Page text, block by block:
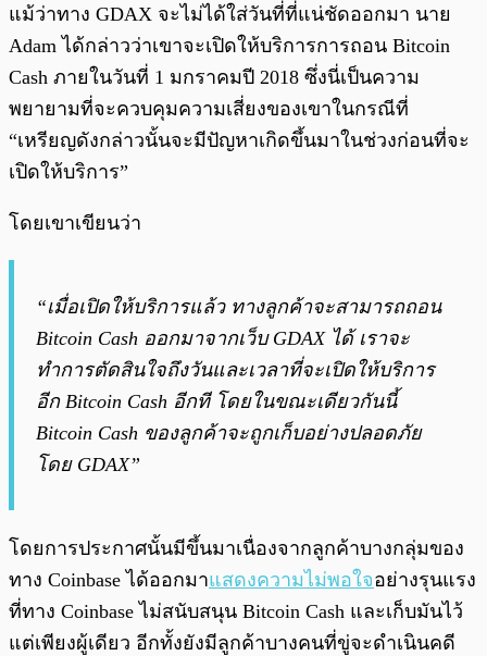
แม้ว่าทาง GDAX จะไม่ได้ใส่วันที่ที่แน่ชัดออกมา นาย
Adam ได้กล่าวว่าเขาจะเปิดให้บริการการถอน Bitcoin
Cash ภายในวันที่ 1 มกราคมปี 2018 ซึ่งนี่เป็นความ
พยายามที่จะควบคุมความเสี่ยงของเขาในกรณีที่
“เหรียญดังกล่าวนั้นจะมีปัญหาเกิดขึ้นมาในช่วงก่อนที่จะ
เปิดให้บริการ”
โดยเขาเขียนว่า
“เมื่อเปิดให้บริการแล้ว ทางลูกค้าจะสามารถถอน
Bitcoin Cash ออกมาจากเว็บ GDAX ได้ เราจะ
ทำการตัดสินใจถึงวันและเวลาที่จะเปิดให้บริการ
อีก Bitcoin Cash อีกที โดยในขณะเดียวกันนี้
Bitcoin Cash ของลูกค้าจะถูกเก็บอย่างปลอดภัย
โดย GDAX”
โดยการประกาศนั้นมีขึ้นมาเนื่องจากลูกค้าบางกลุ่มของ
ทาง Coinbase ได้ออกมาแสดงความไม่พอใจอย่างรุนแรง
ที่ทาง Coinbase ไม่สนับสนุน Bitcoin Cash และเก็บมันไว้
แต่เพียงผู้เดียว อีกทั้งยังมีลูกค้าบางคนที่ขู่จะดำเนินคดี